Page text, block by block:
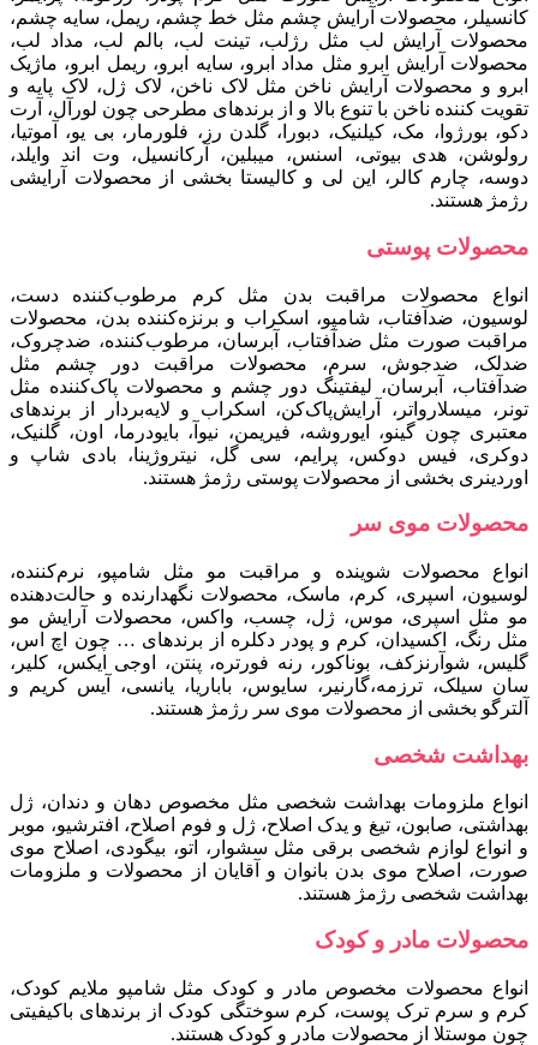
کانسیلر، محصولات آرایش چشم مثل خط چشم، ریمل، سایه چشم،
محصولات آرایش لب مثل رژلب، تینت لب، بالم لب، مداد لب،
محصولات آرایش ابرو مثل مداد ابرو، سایه ابرو، ریمل ابرو، ماژیک
ابرو و محصولات آرایش ناخن مثل لاک ناخن، لاک ژل، لاک پایه و
تقویت کننده ناخن با تنوع بالا و از برندهای مطرحی چون لورآل، آرت
دکو، بورژوا، مک، کیلنیک، دبورا، گلدن رز، فلورمار، بی یو، آموتیا،
رولوشن، هدی بیوتی، اسنس، میبلین، آرکانسیل، وت اند وایلد،
دوسه، چارم کالر، این لی و کالیستا بخشی از محصولات آرایشی
رژمژ هستند.
محصولات پوستی
انواع محصولات مراقبت بدن مثل کرم مرطوب‌کننده دست،
لوسیون، ضدآفتاب، شامپو، اسکراب و برنزه‌کننده بدن، محصولات
مراقبت صورت مثل ضدآفتاب، آبرسان، مرطوب‌کننده، ضدچروک،
ضدلک، ضدجوش، سرم، محصولات مراقبت دور چشم مثل
ضدآفتاب، آبرسان، لیفتینگ دور چشم و محصولات پاک‌کننده مثل
تونر، میسلارواتر، آرایش‌پاک‌کن، اسکراب و لایه‌بردار از برندهای
معتبری چون گینو، ایوروشه، فیری‍من، نیوآ، بایودرما، اون، گلنیک،
دوکری، فیس‌ دوکس، پرایم، سی‌ گل، نیتروژینا، بادی‌ شاپ و
اوردینری بخشی از محصولات پوستی رژمژ هستند.
محصولات موی سر
انواع محصولات شوینده و مراقبت مو مثل شامپو، نرم‌کننده،
لوسیون، اسپری، کرم، ماسک، محصولات نگهدارنده و حالت‌دهنده
مو مثل اسپری، موس، ژل، چسب، واکس، محصولات آرایش مو
مثل رنگ، اکسیدان، کرم و پودر دکلره از برندهای … چون اچ اس،
گلیس، شوآرنزکف، بوناکور، رنه فورتره، پنتن، اوجی ایکس، کلیر،
سان سیلک، ترزمه،گارنیر، سایوس، باباریا، یانسی، آیس کریم و
آلترگو بخشی از محصولات موی سر رژمژ هستند.
بهداشت شخصی
انواع ملزومات بهداشت شخصی مثل مخصوص دهان و دندان، ژل
بهداشتی، صابون، تیغ و یدک اصلاح، ژل و فوم اصلاح، افترشیو، موبر
و انواع لوازم شخصی برقی مثل سشوار، اتو، بیگودی، اصلاح موی
صورت، اصلاح موی بدن بانوان و آقایان از محصولات و ملزومات
بهداشت شخصی رژمژ هستند.
محصولات مادر و کودک
انواع محصولات مخصوص مادر و کودک مثل شامپو ملایم کودک،
کرم و سرم ترک پوست، کرم سوختگی کودک از برندهای باکیفیتی
چون موستلا از محصولات مادر و کودک هستند.